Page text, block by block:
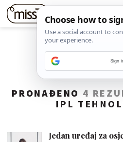
PRONAĐENO 4
IPL
Jedan uređaj za
Sign